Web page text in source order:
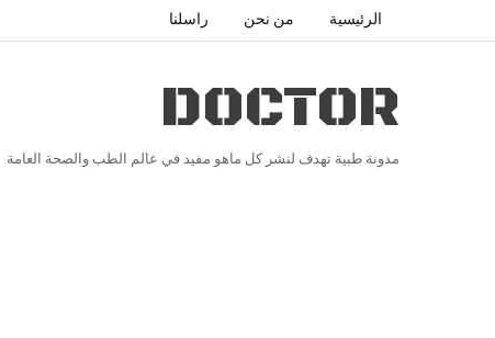
الرئيسية من نحن راسلنا
DOCTOR
مدونة طبية تهدف لنشر كل ماهو مفيد في عالم الطب والصحة العامة